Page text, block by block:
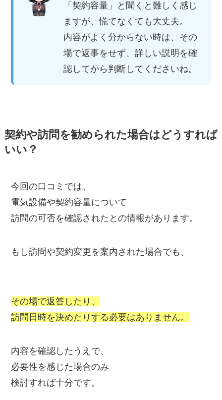
「契約容量」と聞くと難しく感じ
ますが、慌てなくても大丈夫。
内容がよく分からない時は、その
場で返事をせず、詳しい説明を確
認してから判断してくださいね。
契約や訪問を勧められた場合はどうすれば
いい？
今回の口コミでは、
電気設備や契約容量について
訪問の可否を確認されたとの情報があります。
もし訪問や契約変更を案内された場合でも、
その場で返答したり、
訪問日時を決めたりする必要はありません。
内容を確認したうえで、
必要性を感じた場合のみ
検討すれば十分です。